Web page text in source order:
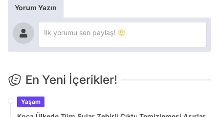
Yorum Yazın
En Yeni İçerikler!
Yaşam